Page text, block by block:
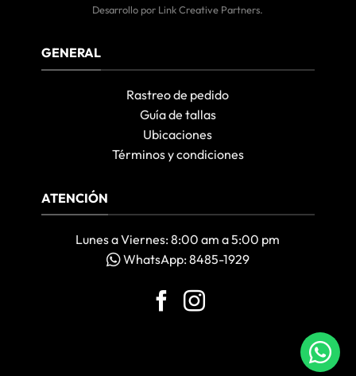
Desarrollo por Link Creative Partners.
GENERAL
Rastreo de pedido
Guía de tallas
Ubicaciones
Términos y condiciones
ATENCIÓN
Lunes a Viernes: 8:00 am a 5:00 pm
WhatsApp: 8485-1929